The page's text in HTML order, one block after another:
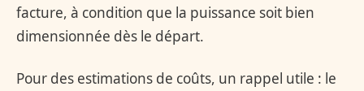
facture, à condition que la puissance soit bien
dimensionnée dès le départ.
Pour des estimations de coûts, un rappel utile : le